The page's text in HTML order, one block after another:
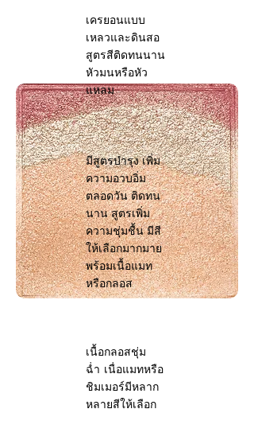
เครยอนแบบ
เหลวและดินสอ
สูตรสีติดทนนาน
หัวมนหรือหัว
แหลม
มีสูตรบำรุง เพิ่ม
ความอวบอิ่ม
ตลอดวัน ติดทน
นาน สูตรเพิ่ม
ความชุ่มชื้น มีสี
ให้เลือกมากมาย
พร้อมเนื้อแมท
หรือกลอส
เนื้อกลอสชุ่ม
ฉ่ำ เนื่อแมทหรือ
ชิมเมอร์มีหลาก
หลายสีให้เลือก